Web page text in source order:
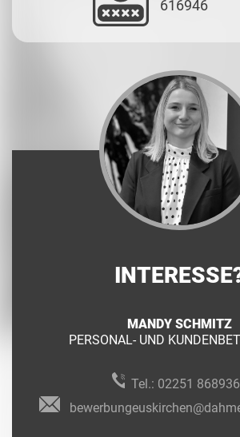
616946
MANDY SCHMITZ
PERSONAL- UND
Tel.: 02251